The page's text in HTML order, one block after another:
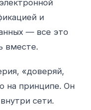
и
— все это
вместе.
«доверяй,
на принципе. Он
сети.